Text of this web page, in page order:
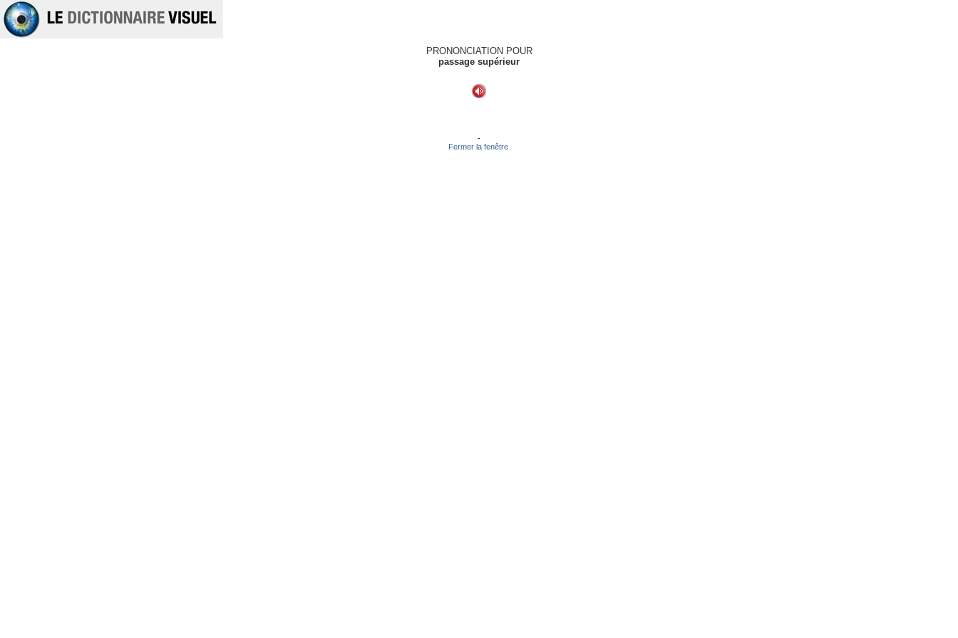
PRONONCIATION POUR
passage supérieur
-
Fermer la fenêtre